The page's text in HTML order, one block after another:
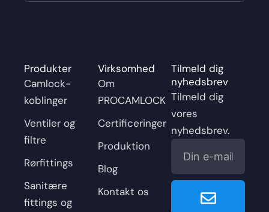
Produkter
Camlock-
koblinger
Ventiler og
filtre
Rørfittings
Sanitære
fittings og
Virksomhed
Om
PROCAMLOCK
Certificeringer
Produktion
Blog
Kontakt os
Tilmeld dig
nyhedsbrev
Tilmeld dig
vores
nyhedsbrev.
E-
mail
Enviar